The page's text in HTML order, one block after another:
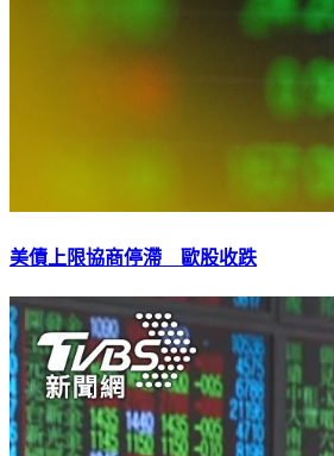
美債上限協商停滯 歐股收跌